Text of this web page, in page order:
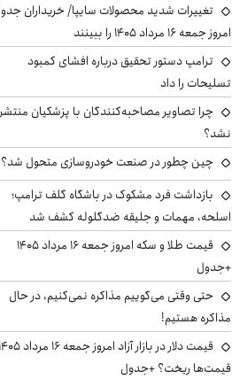
تغییرات شدید محصولات سایپا/ خریداران
امروز جمعه ۱۶ مرداد ۱۴۰۵ را ببینند
ترامپ دستور تحقیق درباره افشای کمبود
تسلیحات را داد
چرا تصاویر مصاحبه‌کنندگان با پزشکیان منتشر
نشد؟
چین چطور در صنعت خودروسازی متحول شد؟
بازداشت فرد مشکوک در باشگاه گلف ترامپ؛
اسلحه، مهمات و جلیقه ضدگلوله کشف شد
قیمت طلا و سکه امروز جمعه ۱۶ مرداد ۱۴۰۵
+جدول
حتی وقتی می‌گوییم مذاکره نمی‌کنیم، در حال
مذاکره هستیم!
قیمت‌ها ریخت؟ +جدول